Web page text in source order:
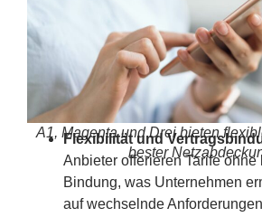
A1, Magenta und Drei bieten
bester
Flexibilität und
Anbieter offerieren Tarife ohne
Bindung, was Unternehmen
auf wechselnde